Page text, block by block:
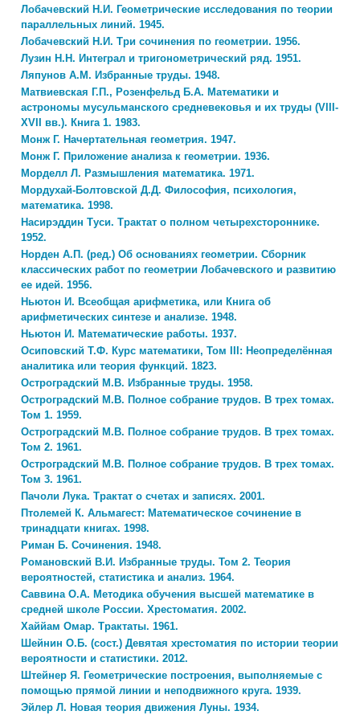
Лобачевский Н.И. Геометрические исследования по теории
параллельных линий. 1945.
Лобачевский Н.И. Три сочинения по геометрии. 1956.
Лузин Н.Н. Интеграл и тригонометрический ряд. 1951.
Ляпунов А.М. Избранные труды. 1948.
Матвиевская Г.П., Розенфельд Б.А. Математики и
астрономы мусульманского средневековья и их труды (VIII-
XVII вв.). Книга 1. 1983.
Монж Г. Начертательная геометрия. 1947.
Монж Г. Приложение анализа к геометрии. 1936.
Морделл Л. Размышления математика. 1971.
Мордухай-Болтовской Д.Д. Философия, психология,
математика. 1998.
Насирэддин Туси. Трактат о полном четырехстороннике.
1952.
Норден А.П. (ред.) Об основаниях геометрии. Сборник
классических работ по геометрии Лобачевского и развитию
ее идей. 1956.
Ньютон И. Всеобщая арифметика, или Книга об
арифметических синтезе и анализе. 1948.
Ньютон И. Математические работы. 1937.
Осиповский Т.Ф. Курс математики, Том III: Неопределённая
аналитика или теория функций. 1823.
Остроградский М.В. Избранные труды. 1958.
Остроградский М.В. Полное собрание трудов. В трех томах.
Том 1. 1959.
Остроградский М.В. Полное собрание трудов. В трех томах.
Том 2. 1961.
Остроградский М.В. Полное собрание трудов. В трех томах.
Том 3. 1961.
Пачоли Лука. Трактат о счетах и записях. 2001.
Птолемей К. Альмагест: Математическое сочинение в
тринадцати книгах. 1998.
Риман Б. Сочинения. 1948.
Романовский В.И. Избранные труды. Том 2. Теория
вероятностей, статистика и анализ. 1964.
Саввина О.А. Методика обучения высшей математике в
средней школе России. Хрестоматия. 2002.
Хаййам Омар. Трактаты. 1961.
Шейнин О.Б. (сост.) Девятая хрестоматия по истории теории
вероятности и статистики. 2012.
Штейнер Я. Геометрические построения, выполняемые с
помощью прямой линии и неподвижного круга. 1939.
Эйлер Л. Новая теория движения Луны. 1934.